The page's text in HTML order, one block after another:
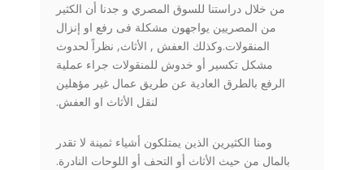
من خلال دراستنا للسوق المصري و جدنا أن الكثير
من المصريين يواجهون مشكلة فى رفع او إنزال
المنقولات.وكذلك العفش , الأثاث, نظراً لحدوث
مشكل تكسير أو خدوش للمنقولات جراء عملية
الرفع بالطرق العادية عن طريق عمال غير مؤهلين
لنقل الأثاث او العفش.
ومنا الكثيرين الذين يمتلكون أشياء ثمينة لا تقدر
بالمال من حيث الأثاث أو التحف أو اللوحات النادرة.